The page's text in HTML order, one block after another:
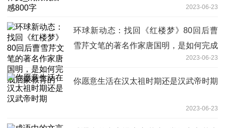
2023-06-23
环球新动态：找回《红楼梦》80回后曹
雪芹文笔的著名作家唐国明，是如何完成
2023-06-23
你愿意生活在汉太祖时期还是汉武帝时期
2023-06-23